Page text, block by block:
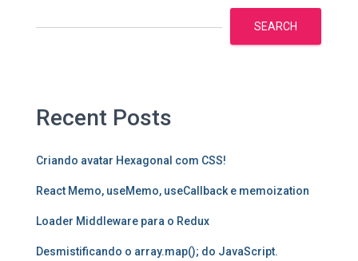
SEARCH
Recent Posts
Criando avatar Hexagonal com CSS!
React Memo, useMemo, useCallback e memoization
Loader Middleware para o Redux
Desmistificando o array.map(); do JavaScript.